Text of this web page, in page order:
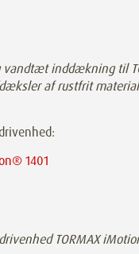
vandtæt inddækning til
af rustfrit
1401
TORMAX